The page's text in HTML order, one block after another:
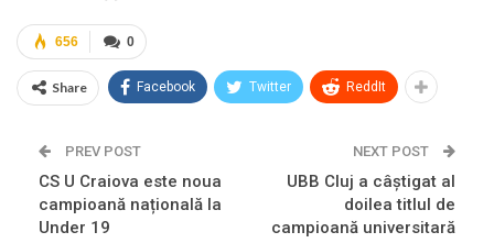
0
656
Share Facebook Twitter ReddIt
PREV POST
CS U Craiova este noua
campioană națională la
Under 19
NEXT POST
UBB Cluj a câștigat al
doilea titlul de
campioană universitară